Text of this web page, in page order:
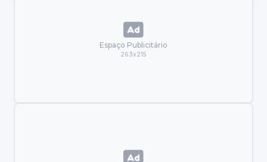
Espaço Publicitário
263x215